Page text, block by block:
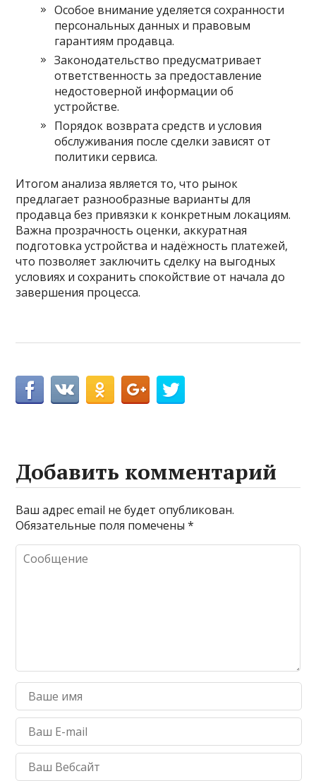
Особое внимание уделяется сохранности
персональных данных и правовым
гарантиям продавца.
Законодательство предусматривает
ответственность за предоставление
недостоверной информации об
устройстве.
Порядок возврата средств и условия
обслуживания после сделки зависят от
политики сервиса.
Итогом анализа является то, что рынок
предлагает разнообразные варианты для
продавца без привязки к конкретным локациям.
Важна прозрачность оценки, аккуратная
подготовка устройства и надёжность платежей,
что позволяет заключить сделку на выгодных
условиях и сохранить спокойствие от начала до
завершения процесса.
Добавить комментарий
Ваш адрес email не будет опубликован.
Обязательные поля помечены*